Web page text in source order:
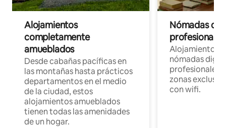
Alojamientos
completamente
amueblados
Desde cabañas pacíficas en
las montañas hasta prácticos
departamentos en el medio
de la ciudad, estos
alojamientos amueblados
tienen todas las amenidades
de un hogar.
Nómadas
Alojamientos
nómadas
profesionales
zonas
con wifi.